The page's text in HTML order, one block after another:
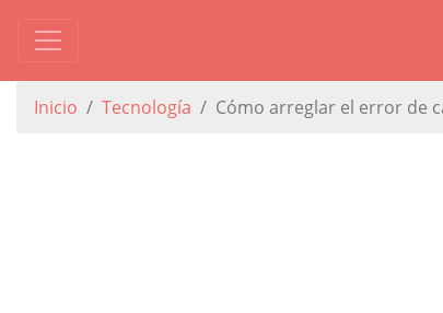
Inicio Tecnología Cómo arreglar el error de